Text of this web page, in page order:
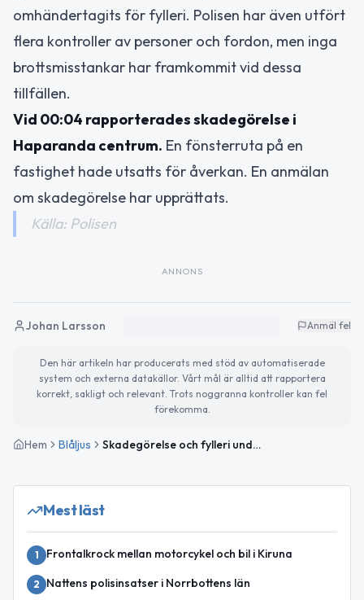
omhändertagits för fylleri. Polisen har även utfört
flera kontroller av personer och fordon, men inga
brottsmisstankar har framkommit vid dessa
tillfällen.
Vid 00:04 rapporterades skadegörelse i
Haparanda centrum. En fönsterruta på en
fastighet hade utsatts för åverkan. En anmälan
om skadegörelse har upprättats.
Källa: Polisen
ANNONS
Johan Larsson Anmäl fel
Den här artikeln har producerats med stöd av automatiserade
system och externa datakällor. Vårt mål är alltid att rapportera
korrekt, sakligt och relevant. Trots noggranna kontroller kan fel
förekomma.
Hem Blåljus Skadegörelse och fylleri under natten i Norrbotten
Mest läst
1 Frontalkrock mellan motorcykel och bil i Kiruna
2 Nattens polisinsatser i Norrbottens län